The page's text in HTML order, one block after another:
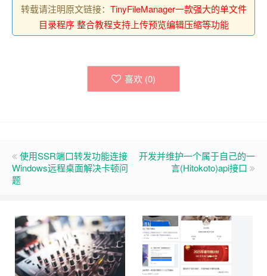
转载请注明原文链接： TinyFileManager一款强大的单文件
目录程序 整合教程支持上传预览编辑压缩等功能
喜欢 (0)
使用SSR端口转发功能连接
Windows远程桌面解决卡顿问
题
开发并维护一个属于自己的一
言(Hitokoto)api接口